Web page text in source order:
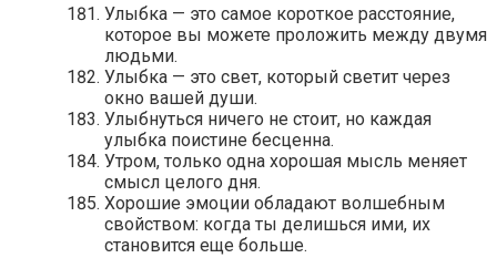
Улыбка — это самое короткое расстояние,
которое вы можете проложить между двумя
людьми.
Улыбка — это свет, который светит через
окно вашей души.
Улыбнуться ничего не стоит, но каждая
улыбка поистине бесценна.
Утром, только одна хорошая мысль меняет
смысл целого дня.
Хорошие эмоции обладают волшебным
свойством: когда ты делишься ими, их
становится еще больше.